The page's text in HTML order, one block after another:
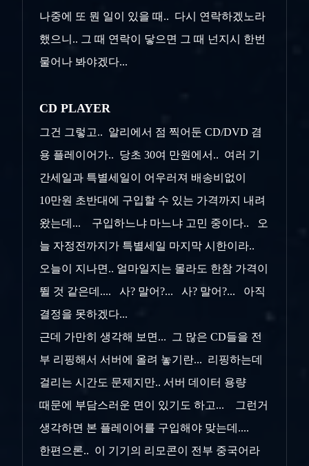
나중에 또 뭔 일이 있을 때.. 다시 연락하겠노라
했으니.. 그 때 연락이 닿으면 그 때 넌지시 한번
물어나 봐야겠다...
CD PLAYER
그건 그렇고.. 알리에서 점 찍어둔 CD/DVD 겸
용 플레이어가.. 당초 30여 만원에서.. 여러 기
간세일과 특별세일이 어우러져 배송비없이
10만원 초반대에 구입할 수 있는 가격까지 내려
왔는데... 구입하느냐 마느냐 고민 중이다.. 오
늘 자정전까지가 특별세일 마지막 시한이라..
오늘이 지나면.. 얼마일지는 몰라도 한참 가격이
뛸 것 같은데.... 사? 말어?... 사? 말어?... 아직
결정을 못하겠다...
근데 가만히 생각해 보면... 그 많은 CD들을 전
부 리핑해서 서버에 올려 놓기란... 리핑하는데
걸리는 시간도 문제지만.. 서버 데이터 용량
때문에 부담스러운 면이 있기도 하고... 그런거
생각하면 본 플레이어를 구입해야 맞는데....
한편으론.. 이 기기의 리모콘이 전부 중국어라